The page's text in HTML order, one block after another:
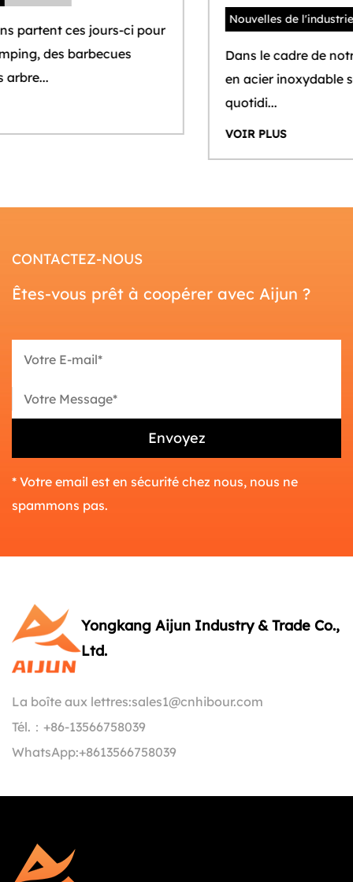
2026-03-30
Dans le cadre de notre vie quotidienne, tasses
en acier inoxydable sont indissociables de notre
VOIR PLUS
CONTACTEZ-NOUS
Êtes-vous prêt à coopérer avec Aijun ?
* Votre email est en sécurité chez nous, nous ne
spammons pas.
Yongkang Aijun Industry & Trade Co.,
Ltd.
La boîte aux lettres:sales1@cnhibour.com
Tél.： +86-13566758039
WhatsApp:+8613566758039